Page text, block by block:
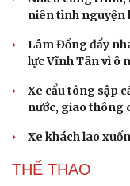
Văn học
Âm nhạc
Di sản
niên tình nguyện
Lâm Đồng đẩy
lực Vĩnh Tân vì ô
Xe cẩu tông sập
nước, giao thông
Xe khách lao
THỂ THAO